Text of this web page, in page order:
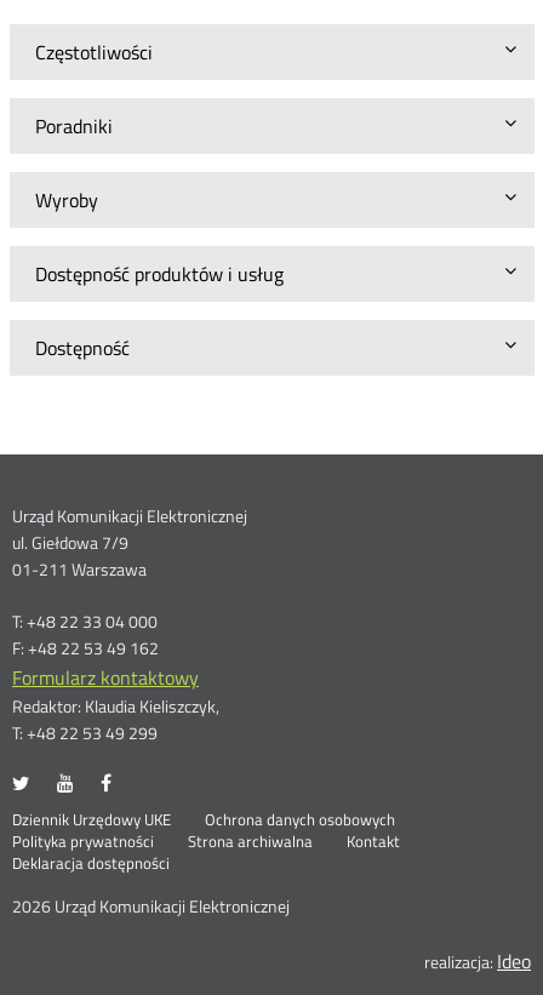
Częstotliwości
Poradniki
Wyroby
Dostępność produktów i usług
Dostępność
Dane
kontaktowe
Urząd Komunikacji Elektronicznej
ul. Giełdowa 7/9
01-211 Warszawa
T: +48 22 33 04 000
F: +48 22 53 49 162
Formularz kontaktowy
Redaktor: Klaudia Kieliszczyk,
T: +48 22 53 49 299
UKE
portalu
Twitter
Otwórz
nowym
oknie
UKE
portalu
Youtube
Otwórz
nowym
oknie
portalu
Facebook
nowym
oknie
Stopka
menu
Dziennik Urzędowy UKE Otwórz
Ochrona danych osobowych
Polityka prywatności
Otwórz
w
oknie
Strona archiwalna
Kontakt
Deklaracja dostępności
2026 Urząd Komunikacji Elektronicznej
realizacja: Ideo